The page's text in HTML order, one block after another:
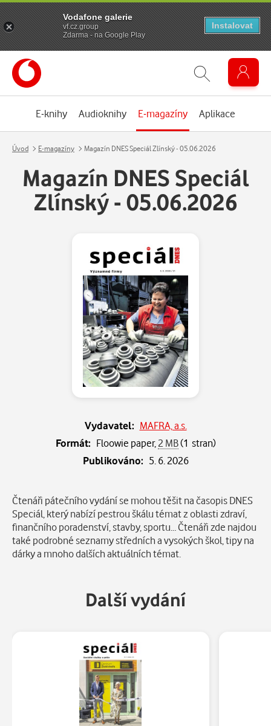
E-knihy Audioknihy E-magazíny Aplikace
Úvod E-magazíny Magazín DNES Speciál Zlínský - 05.06.2026
Magazín DNES Speciál
Zlínský - 05.06.2026
Vydavatel: MAFRA, a.s.
Formát: Floowie paper, 2 MB(1 stran)
Publikováno: 5. 6. 2026
Popis
Čtenáři pátečního vydání se mohou těšit na časopis DNES
Speciál, který nabízí pestrou škálu témat z oblasti zdraví,
finančního poradenství, stavby, sportu… Čtenáři zde najdou
také podrobné seznamy středních a vysokých škol, tipy na
dárky a mnoho dalších aktuálních témat.
Další vydání
Vodafone galerie
vf.cz.group
Zdarma - na Google Play
Instalovat